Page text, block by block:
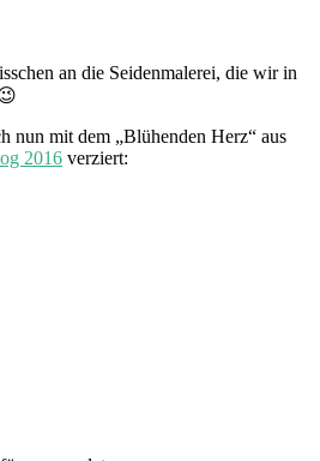
an die Seidenmalerei, die wir in
nun mit dem „Blühenden Herz“ aus
2016 verziert: